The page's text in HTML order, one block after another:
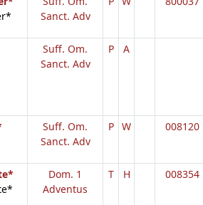
Sanct. Adv
Suff. Om.
Sanct. Adv
P A
Suff. Om.
Sanct. Adv
P W 008120
Dom. 1
Adventus
T H 008354